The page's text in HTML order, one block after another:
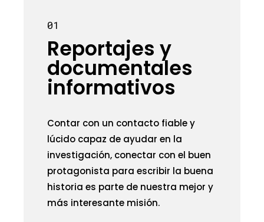
01
Reportajes y
documentales
informativos
Contar con un contacto fiable y
lúcido capaz de ayudar en la
investigación, conectar con el buen
protagonista para escribir la buena
historia es parte de nuestra mejor y
más interesante misión.